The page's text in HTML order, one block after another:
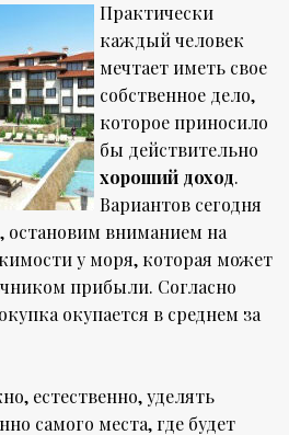
Практически
каждый человек
мечтает иметь свое
собственное дело,
которое приносило
бы действительно
хороший доход.
Вариантов сегодня
остановим вниманием на
у моря, которая может
прибыли. Согласно
окупается в среднем за
естественно, уделять
самого места, где будет